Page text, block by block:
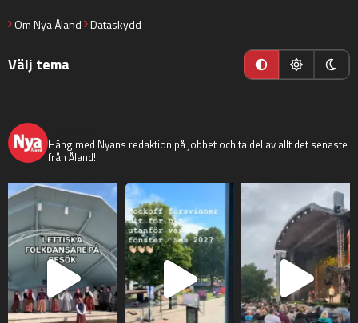
Om Nya Åland Dataskydd
Välj tema
Häng med Nyans redaktion på jobbet och ta del av allt det senaste
från Åland!